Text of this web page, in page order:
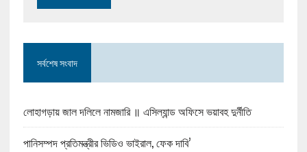
সর্বশেষ সংবাদ
লোহাগড়ায় জাল দলিলে নামজারি ॥ এসিল্যান্ড অফিসে ভয়াবহ দুর্নীতি
পানিসম্পদ প্রতিমন্ত্রীর ভিডিও ভাইরাল, ফেক দাবি’